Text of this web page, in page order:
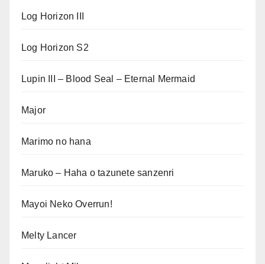
Log Horizon III
Log Horizon S2
Lupin III – Blood Seal – Eternal Mermaid
Major
Marimo no hana
Maruko – Haha o tazunete sanzenri
Mayoi Neko Overrun!
Melty Lancer